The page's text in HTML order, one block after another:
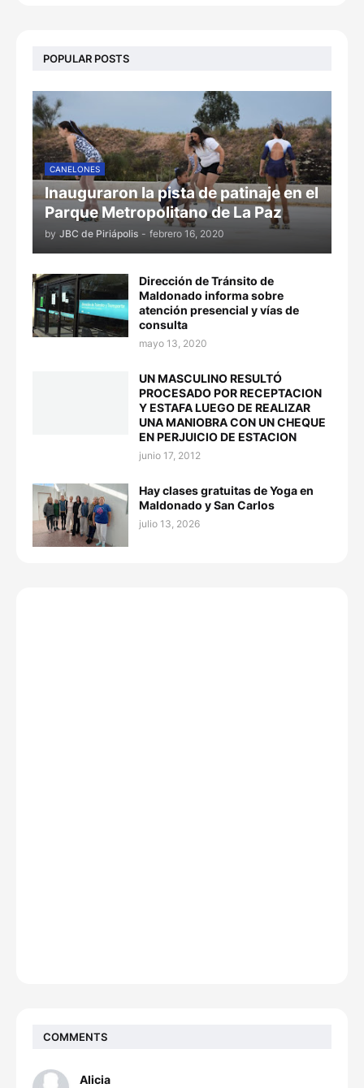
POPULAR POSTS
CANELONES
Inauguraron la pista de patinaje en el
Parque Metropolitano de La Paz
by JBC de Piriápolis - febrero 16, 2020
Dirección de Tránsito de
Maldonado informa sobre
atención presencial y vías de
consulta
mayo 13, 2020
UN MASCULINO RESULTÓ
PROCESADO POR RECEPTACION
Y ESTAFA LUEGO DE REALIZAR
UNA MANIOBRA CON UN CHEQUE
EN PERJUICIO DE ESTACION
junio 17, 2012
Hay clases gratuitas de Yoga en
Maldonado y San Carlos
julio 13, 2026
COMMENTS
Alicia